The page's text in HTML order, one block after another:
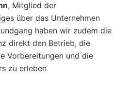
, Mitglied der
über das Unternehmen
haben wir zudem die
direkt den Betrieb, die
Vorbereitungen und die
zu erleben